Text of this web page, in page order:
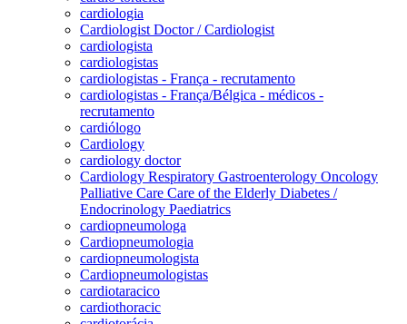
cardiologia
Cardiologist Doctor / Cardiologist
cardiologista
cardiologistas
cardiologistas - França - recrutamento
cardiologistas - França/Bélgica - médicos -
recrutamento
cardiólogo
Cardiology
cardiology doctor
Cardiology Respiratory Gastroenterology Oncology
Palliative Care Care of the Elderly Diabetes /
Endocrinology Paediatrics
cardiopneumologa
Cardiopneumologia
cardiopneumologista
Cardiopneumologistas
cardiotaracico
cardiothoracic